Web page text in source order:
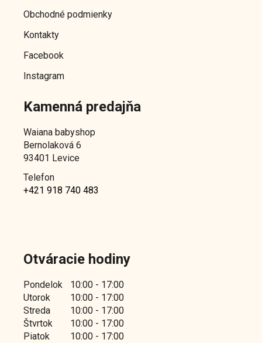
Obchodné podmienky
Kontakty
Facebook
Instagram
Kamenná predajňa
Waiana babyshop
Bernolaková 6
93401 Levice
Telefon
+421 918 740 483
Otváracie hodiny
Pondelok
10:00 - 17:00
Utorok
10:00 - 17:00
Streda
10:00 - 17:00
Štvrtok
10:00 - 17:00
Piatok
10:00 - 17:00